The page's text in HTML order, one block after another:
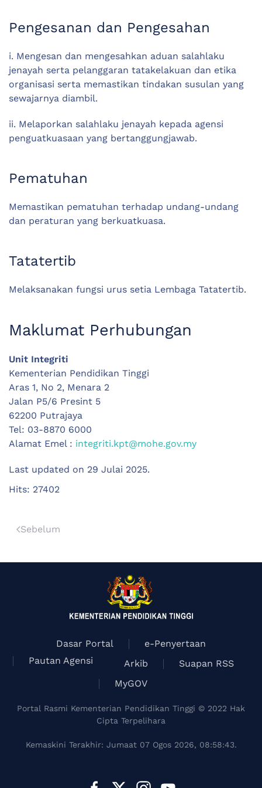
Pengesanan dan Pengesahan
i. Mengesan dan mengesahkan aduan salahlaku
jenayah serta pelanggaran tatakelakuan dan etika
organisasi serta memastikan tindakan susulan yang
sewajarnya diambil.
ii. Melaporkan salahlaku jenayah kepada agensi
penguatkuasaan yang bertanggungjawab.
Pematuhan
Memastikan pematuhan terhadap undang-undang
dan peraturan yang berkuatkuasa.
Tatatertib
Melaksanakan fungsi urus setia Lembaga Tatatertib.
Maklumat Perhubungan
Unit Integriti
Kementerian Pendidikan Tinggi
Aras 1, No 2, Menara 2
Jalan P5/6 Presint 5
62200 Putrajaya
Tel: 03-8870 6000
Alamat Emel : integriti.kpt@mohe.gov.my
Last updated on 29 Julai 2025.
Hits: 27402
Sebelum
Dasar Portal
e-Penyertaan
Pautan Agensi
Arkib
Suapan RSS
MyGOV
Portal Rasmi Kementerian Pendidikan Tinggi © 2022 Hak
Cipta Terpelihara
Kemaskini Terakhir: Jumaat 07 Ogos 2026, 08:58:43.